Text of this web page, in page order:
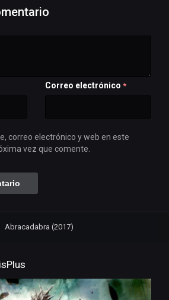
Correo electrónico *
correo electrónico y web en este
vez que comente.
Abracadabra (2017)